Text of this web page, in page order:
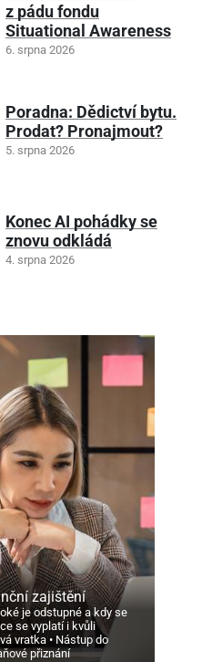
z pádu fondu
Situational Awareness
6. srpna 2026
Poradna: Dědictví bytu.
Prodat? Pronajmout?
5. srpna 2026
Konec AI pohádky se
znovu odkládá
4. srpna 2026
zajištění
je odstupné a kdy se
se vyplatí i kvůli
vratka
Nástup do
přiznání